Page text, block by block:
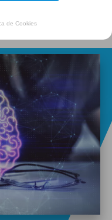
de Cookies
337
nacional)